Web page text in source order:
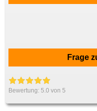
Frage
Bewertung:5.0 von 5